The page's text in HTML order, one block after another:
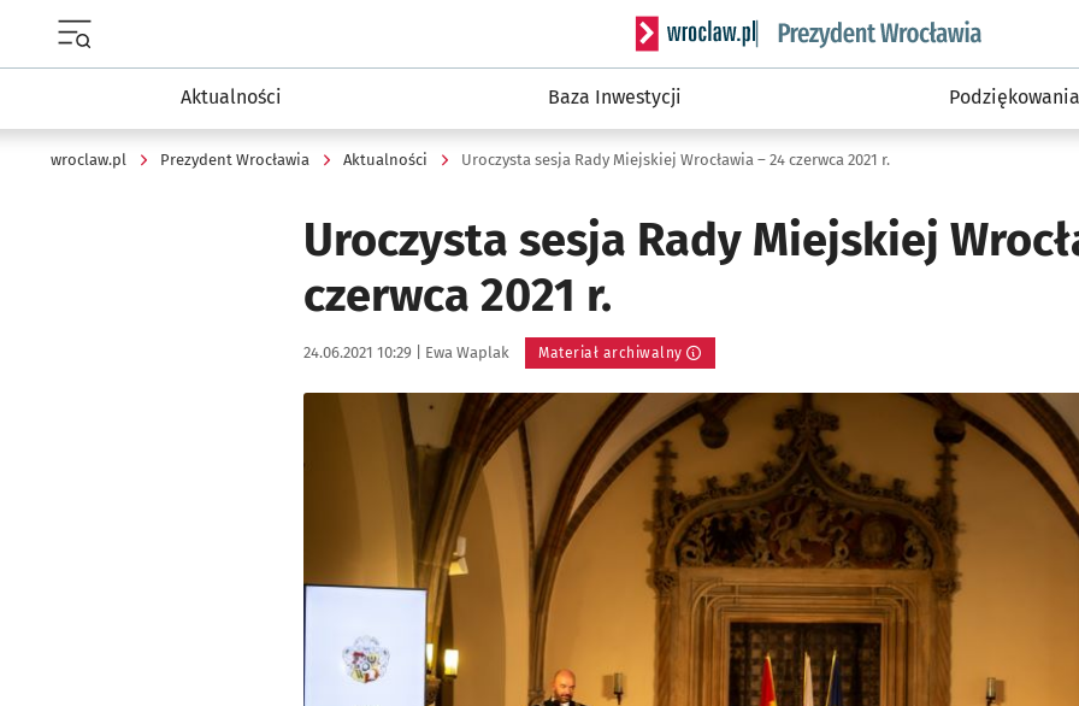
Serwis informacyjny wroclaw.pl podserwis:
Aktualności Baza Inwestycji Podziękowania
wroclaw.pl Prezydent Wrocławia Aktualności Uroczysta sesja Rady Miejskiej Wrocławia – 24 czerwca 2021 r.
Uroczysta sesja Rady Miejskiej
czerwca 2021 r.
Data publikacji:
24.06.2021 10:29 | Autor:
Ewa Waplak Materiał archiwalny
Kliknij, aby powiększyć